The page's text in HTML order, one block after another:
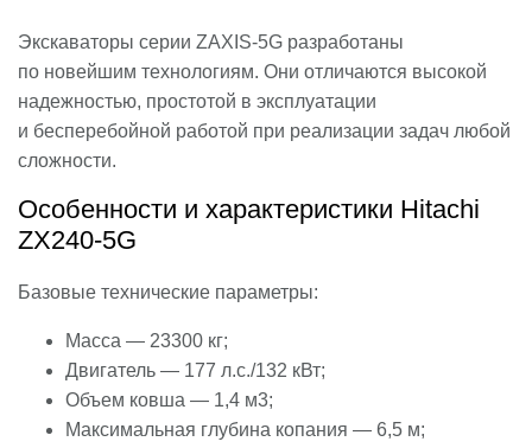
Экскаваторы серии ZAXIS-5G разработаны
по новейшим технологиям. Они отличаются высокой
надежностью, простотой в эксплуатации
и бесперебойной работой при реализации задач любой
сложности.
Особенности и характеристики Hitachi
ZX240-5G
Базовые технические параметры:
Масса — 23300 кг;
Двигатель — 177 л.с./132 кВт;
Объем ковша — 1,4 м3;
Максимальная глубина копания — 6,5 м;